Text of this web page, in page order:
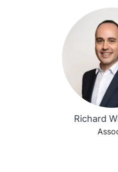
Richard